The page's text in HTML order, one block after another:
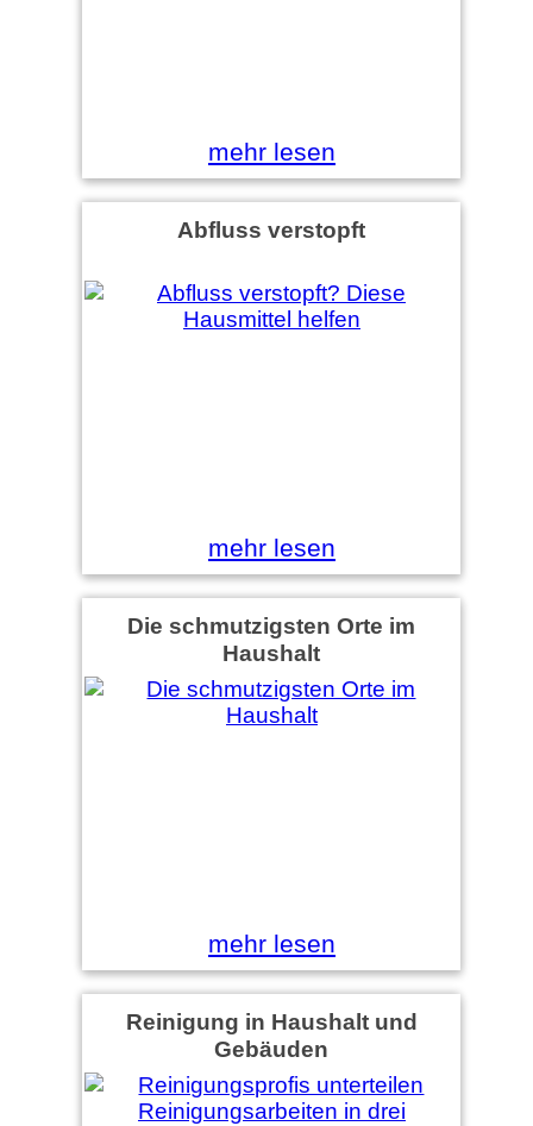
mehr lesen
Abfluss verstopft
mehr lesen
Die schmutzigsten Orte im
Haushalt
mehr lesen
Reinigung in Haushalt und
Gebäuden